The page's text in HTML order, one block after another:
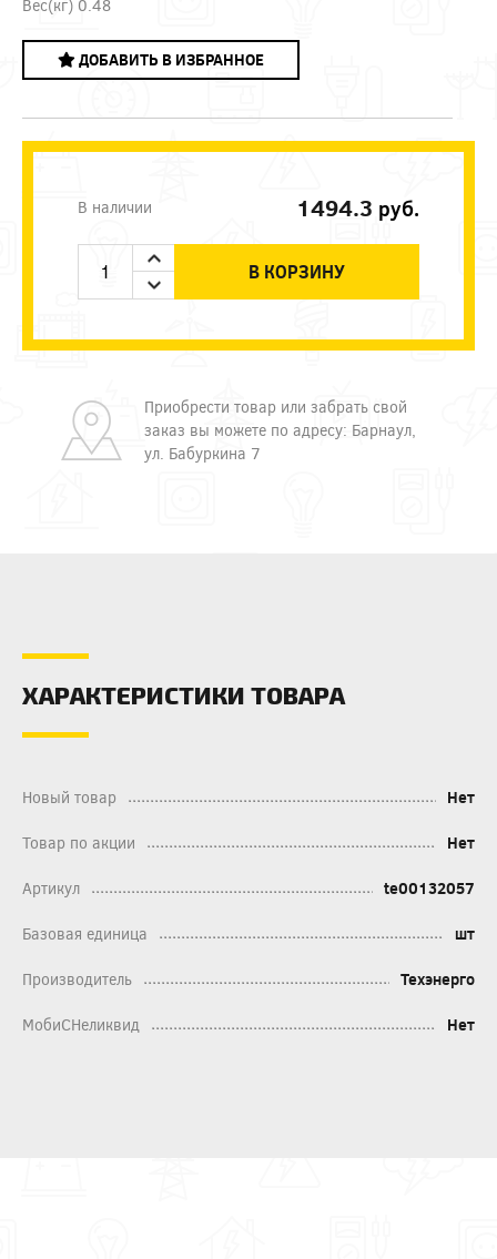
Вес(кг) 0.48
ДОБАВИТЬ В ИЗБРАННОЕ
В наличии 1494.3 руб.
В КОРЗИНУ
Приобрести товар или забрать свой
заказ вы можете по адресу: Барнаул,
ул. Бабуркина 7
ХАРАКТЕРИСТИКИ ТОВАРА
Новый товар Нет
Товар по акции Нет
Артикул te00132057
Базовая единица шт
Производитель Техэнерго
МобиСНеликвид Нет